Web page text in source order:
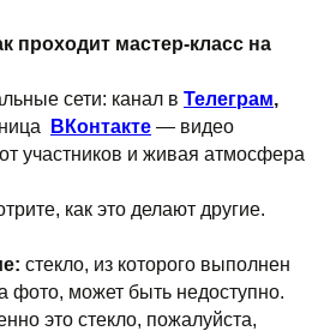
проходит мастер-класс на
сети: канал в Телеграм,
ВКонтакте — видео
участников и живая атмосфера
как это делают другие.
стекло, из которого выполнен
фото, может быть недоступно.
это стекло, пожалуйста,